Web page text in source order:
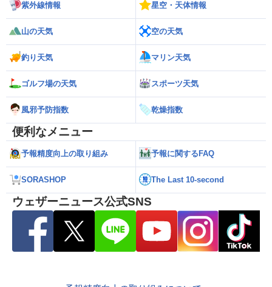
紫外線情報 星空・天体情報
山の天気 空の天気
釣り天気 マリン天気
ゴルフ場の天気 スポーツ天気
風邪予防指数 乾燥指数
便利なメニュー
予報精度向上の取り組み 予報に関するFAQ
SORASHOP The Last 10-second
ウェザーニュース公式SNS